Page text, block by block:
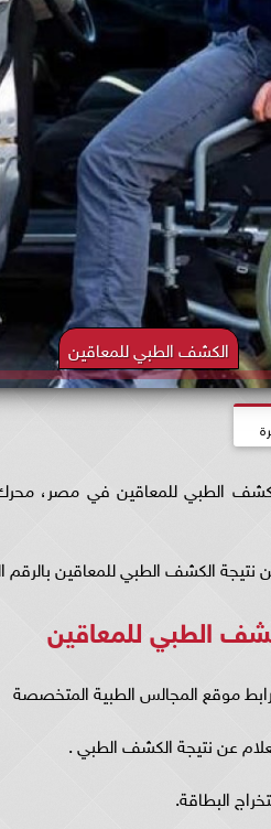
الكشف الطبي للمعاقين
الطبي للمعاقين في مصر،
نتيجة الكشف الطبي للمعاقين بالرقم
الطبي للمعاقين